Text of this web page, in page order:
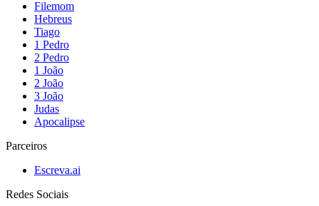
Filemom
Hebreus
Tiago
1 Pedro
2 Pedro
1 João
2 João
3 João
Judas
Apocalipse
Parceiros
Escreva.ai
Redes Sociais